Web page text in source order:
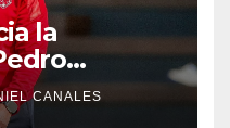
la
CANALES